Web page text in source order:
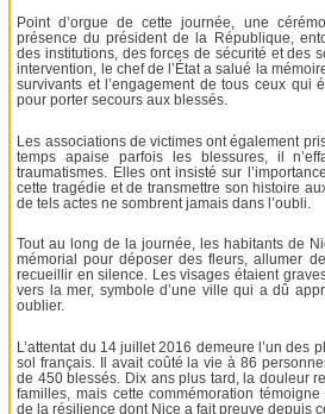
Point d’orgue de cette journée, une
présence du président de la République,
des institutions, des forces de sécurité et des
intervention, le chef de l’État a salué la
survivants et l’engagement de tous ceux qui
pour porter secours aux blessés.
Les associations de victimes ont également
temps apaise parfois les blessures, il
traumatismes. Elles ont insisté sur
cette tragédie et de transmettre son histoire
de tels actes ne sombrent jamais dans l’oubli.
Tout au long de la journée, les habitants de
mémorial pour déposer des fleurs, allumer
recueillir en silence. Les visages étaient
vers la mer, symbole d’une ville qui a dû
oublier.
L’attentat du 14 juillet 2016 demeure l’un des
sol français. Il avait coûté la vie à 86
de 450 blessés. Dix ans plus tard, la douleur
familles, mais cette commémoration
de la résilience dont Nice a fait preuve depuis